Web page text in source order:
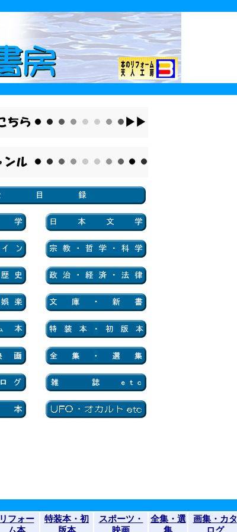
リフォー
特装本・初
スポーツ・
全集・選
画集・カタ